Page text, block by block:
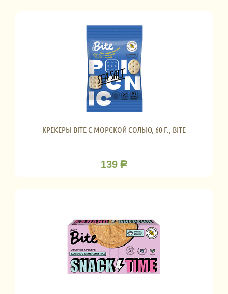
КРЕКЕРЫ BITE С МОРСКОЙ СОЛЬЮ, 60 Г., BITE
139 Р